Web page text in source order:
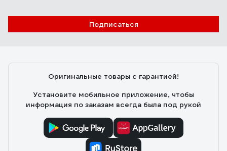
Отзыв о Болт латунный 23 Болта 8x35
DIN933,10 шт. ОФ005585
Александр П. 25.09.2024
Хорошие латунные болты. Настоящая латунь, не
доказательство прикладываю фото. Использовал в
сварочной клемме.
Подписаться
Оригинальные товары с гарантией!
Установите мобильное приложение, чтобы
информация по заказам всегда была под рукой